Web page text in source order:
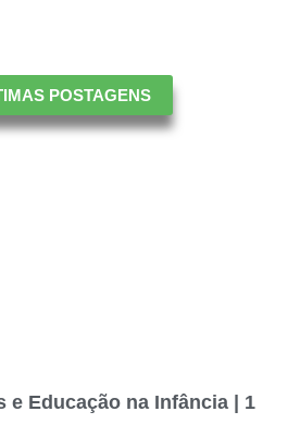
POSTAGENS
e Educação na Infância | 1